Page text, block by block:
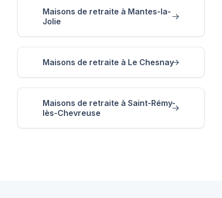
Maisons de retraite à Mantes-la-
Jolie
Maisons de retraite à Le Chesnay
Maisons de retraite à Saint-Rémy-
lès-Chevreuse